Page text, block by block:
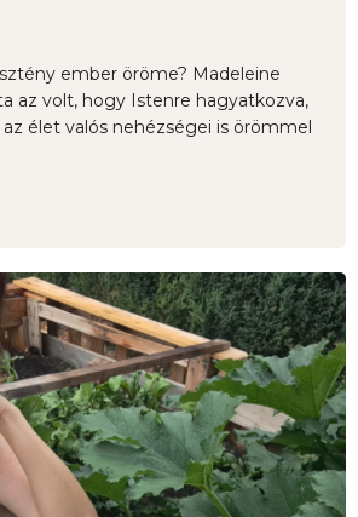
ember öröme? Madeleine
az volt, hogy Istenre hagyatkozva,
az élet valós nehézségei is örömmel